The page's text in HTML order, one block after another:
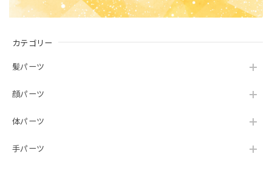
カテゴリー
髪パーツ
顔パーツ
体パーツ
手パーツ